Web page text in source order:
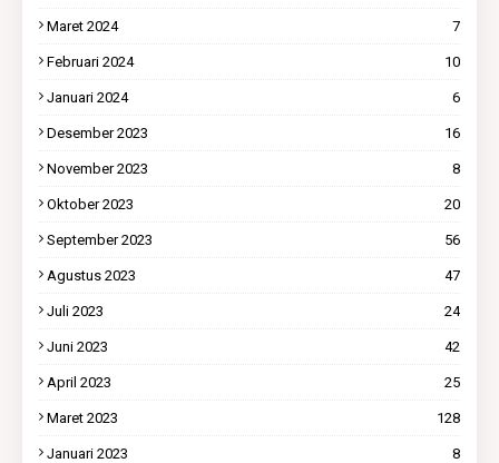
Maret 2024 7
Februari 2024 10
Januari 2024 6
Desember 2023 16
November 2023 8
Oktober 2023 20
September 2023 56
Agustus 2023 47
Juli 2023 24
Juni 2023 42
April 2023 25
Maret 2023 128
Januari 2023 8